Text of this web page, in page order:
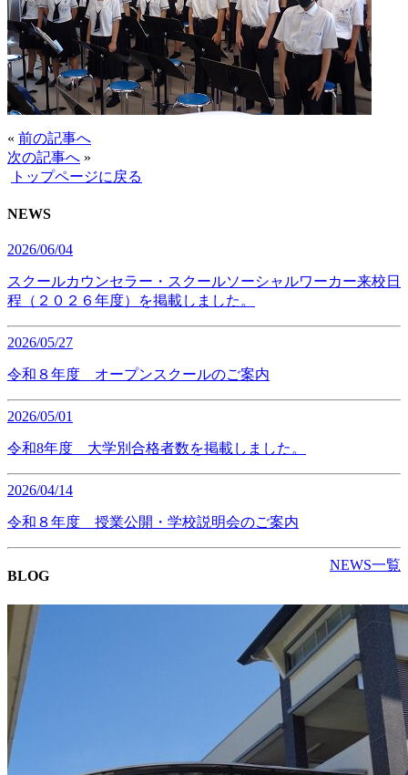
« 前の記事へ
次の記事へ »
トップページに戻る
NEWS
2026/06/04
スクールカウンセラー・スクールソーシャルワーカー来校日
程（２０２６年度）を掲載しました。
2026/05/27
令和８年度 オープンスクールのご案内
2026/05/01
令和8年度 大学別合格者数を掲載しました。
2026/04/14
令和８年度 授業公開・学校説明会のご案内
NEWS一覧
BLOG